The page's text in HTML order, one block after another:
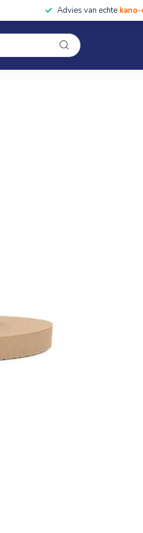
Advies van echte
Uitrusting Accessoires
Onze winkel